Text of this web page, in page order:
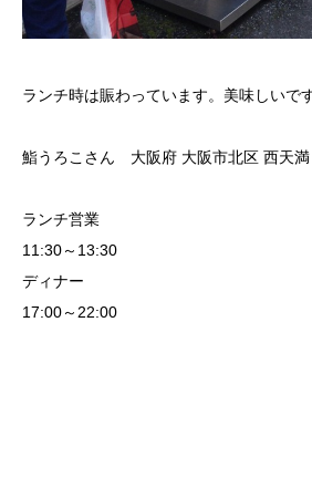
ランチ時は賑わっています。美味しいで
鮨うろこさん 大阪府 大阪市北区 西天
ランチ営業
11:30～13:30
ディナー
17:00～22:00